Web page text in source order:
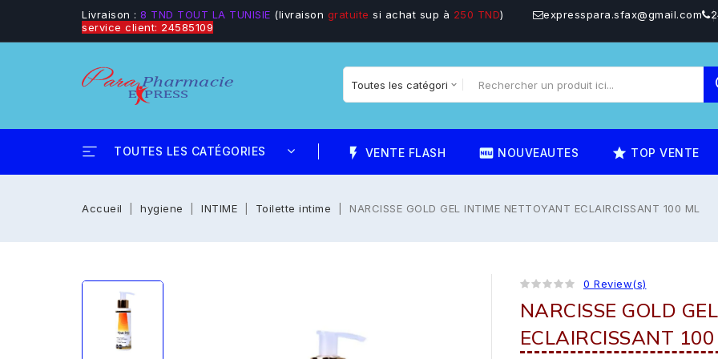
Livraison : 8 TND TOUT LA TUNISIE (livraison gratuite si achat sup à 250 TND)
service client: 24585109
expresspara.sfax@gmail.com
TOUTES LES CATÉGORIES flash_on VENTE FLASH fiber_new NOUVEAUTES star_rate
TOP VENTE
Accueil hygiene INTIME Toilette intime NARCISSE GOLD GEL INTIME NETTOYANT ECLAIRCISSANT 100 ML
0 Review(s)
NARCISSE GOLD
ECLAIRCISSANT